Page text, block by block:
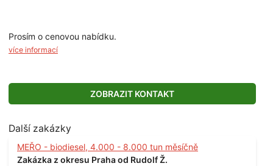
Prosím o cenovou nabídku.
více informací
ZOBRAZIT KONTAKT
Další zakázky
MEŘO - biodiesel, 4.000 - 8.000 tun měsíčně
Zakázka z okresu Praha od Rudolf Ž.